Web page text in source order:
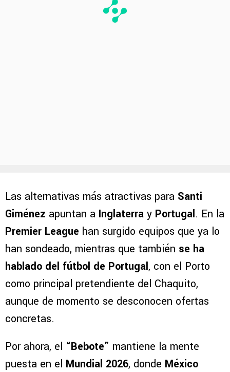
Las alternativas más atractivas para Santi
Giménez apuntan a Inglaterra y Portugal. En la
Premier League han surgido equipos que ya lo
han sondeado, mientras que también se ha
hablado del fútbol de Portugal, con el Porto
como principal pretendiente del Chaquito,
aunque de momento se desconocen ofertas
concretas.
Por ahora, el “Bebote” mantiene la mente
puesta en el Mundial 2026, donde México